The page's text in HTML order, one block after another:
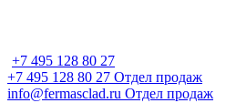
+7 495 128 80 27
+7 495 128 80 27 Отдел продаж
info@fermasclad.ru Отдел продаж